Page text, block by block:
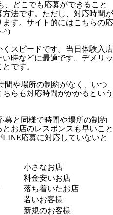
、どこでも応募ができること
法です。ただし、対応時間が
す。サイト的にはこちらの応
^)
スピードです。当日体験入店
時などに最適です。デメリッ
です。
間や場所の制約がなく、いつ
らも対応時間がかかるという
募と同様で時間や場所の制約
お店のレスポンスも早いこと
応募に対応していないと
小さなお店
料金安いお店
落ち着いたお店
若いお客様
新規のお客様